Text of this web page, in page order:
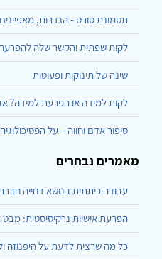
תסמונת טורט - הגדרות, מאפיינים
לקות שפתית והקשר שלה להפרעת
שינה של תינוקות ופעוטות
לקות למידה או הפרעת למידה?
סיפור אדם וחווה – על
מאמרים נבחרים
עבודה כיתתית בנושא דחייה
הפרעת אישיות נרקיסיסטית: מבט
כל מה שרצית לדעת על היפנוזה